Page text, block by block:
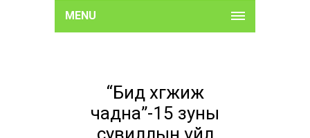
MENU
“Бид хөгжиж
чадна”-15 зуны
сувиллын үйл